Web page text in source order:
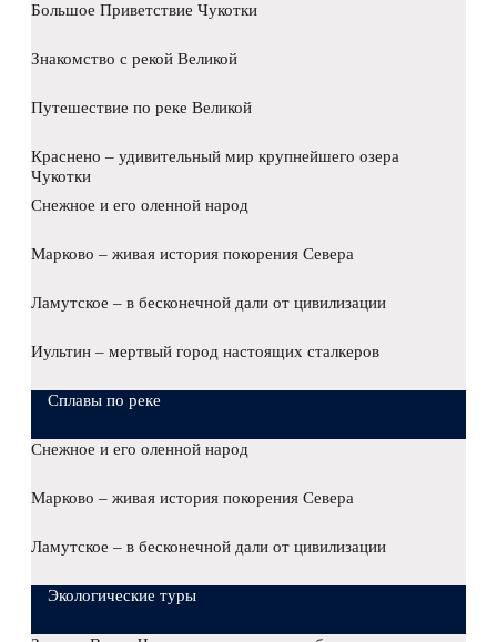
Большое Приветствие Чукотки
Знакомство с рекой Великой
Путешествие по реке Великой
Краснено – удивительный мир крупнейшего озера
Чукотки
Снежное и его оленной народ
Марково – живая история покорения Севера
Ламутское – в бесконечной дали от цивилизации
Иультин – мертвый город настоящих сталкеров
Сплавы по реке
Снежное и его оленной народ
Марково – живая история покорения Севера
Ламутское – в бесконечной дали от цивилизации
Экологические туры